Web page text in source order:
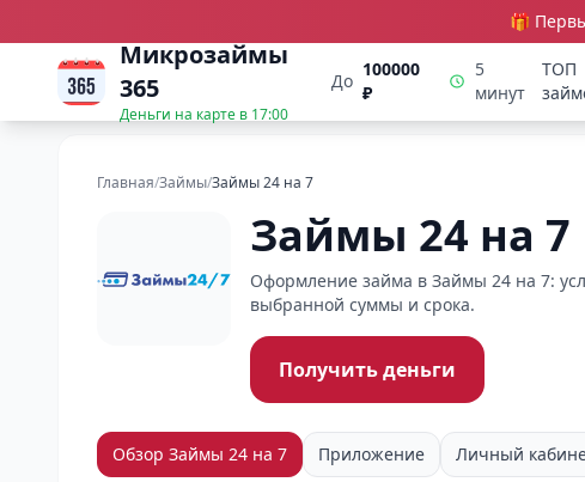
🎁
Микрозаймы
365
Деньги на карте в 17:00
До
100000
₽
5
минут
ТОП
Главная/Займы/Займы 24 на 7
Займы 24 на 7
Оформление займа в Займы 24 на 7:
выбранной суммы и срока.
Получить деньги
Обзор Займы 24 на 7 Приложение Личный